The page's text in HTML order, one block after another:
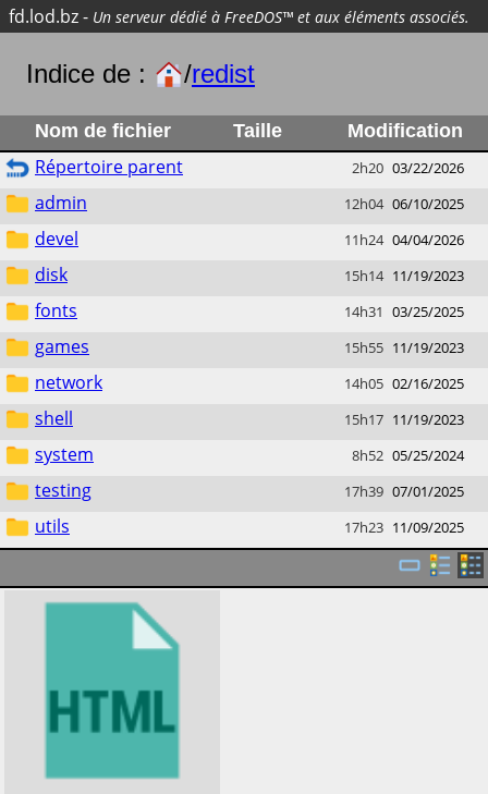
fd.lod.bz- Un serveur dédié à FreeDOS™ et aux éléments associés.
Indice de : /redist
Nom de fichier Taille Modification
Répertoire parent 2h20 03/22/2026
admin 12h04 06/10/2025
devel 11h24 04/04/2026
disk 15h14 11/19/2023
fonts 14h31 03/25/2025
games 15h55 11/19/2023
network 14h05 02/16/2025
shell 15h17 11/19/2023
system 8h52 05/25/2024
testing 17h39 07/01/2025
utils 17h23 11/09/2025